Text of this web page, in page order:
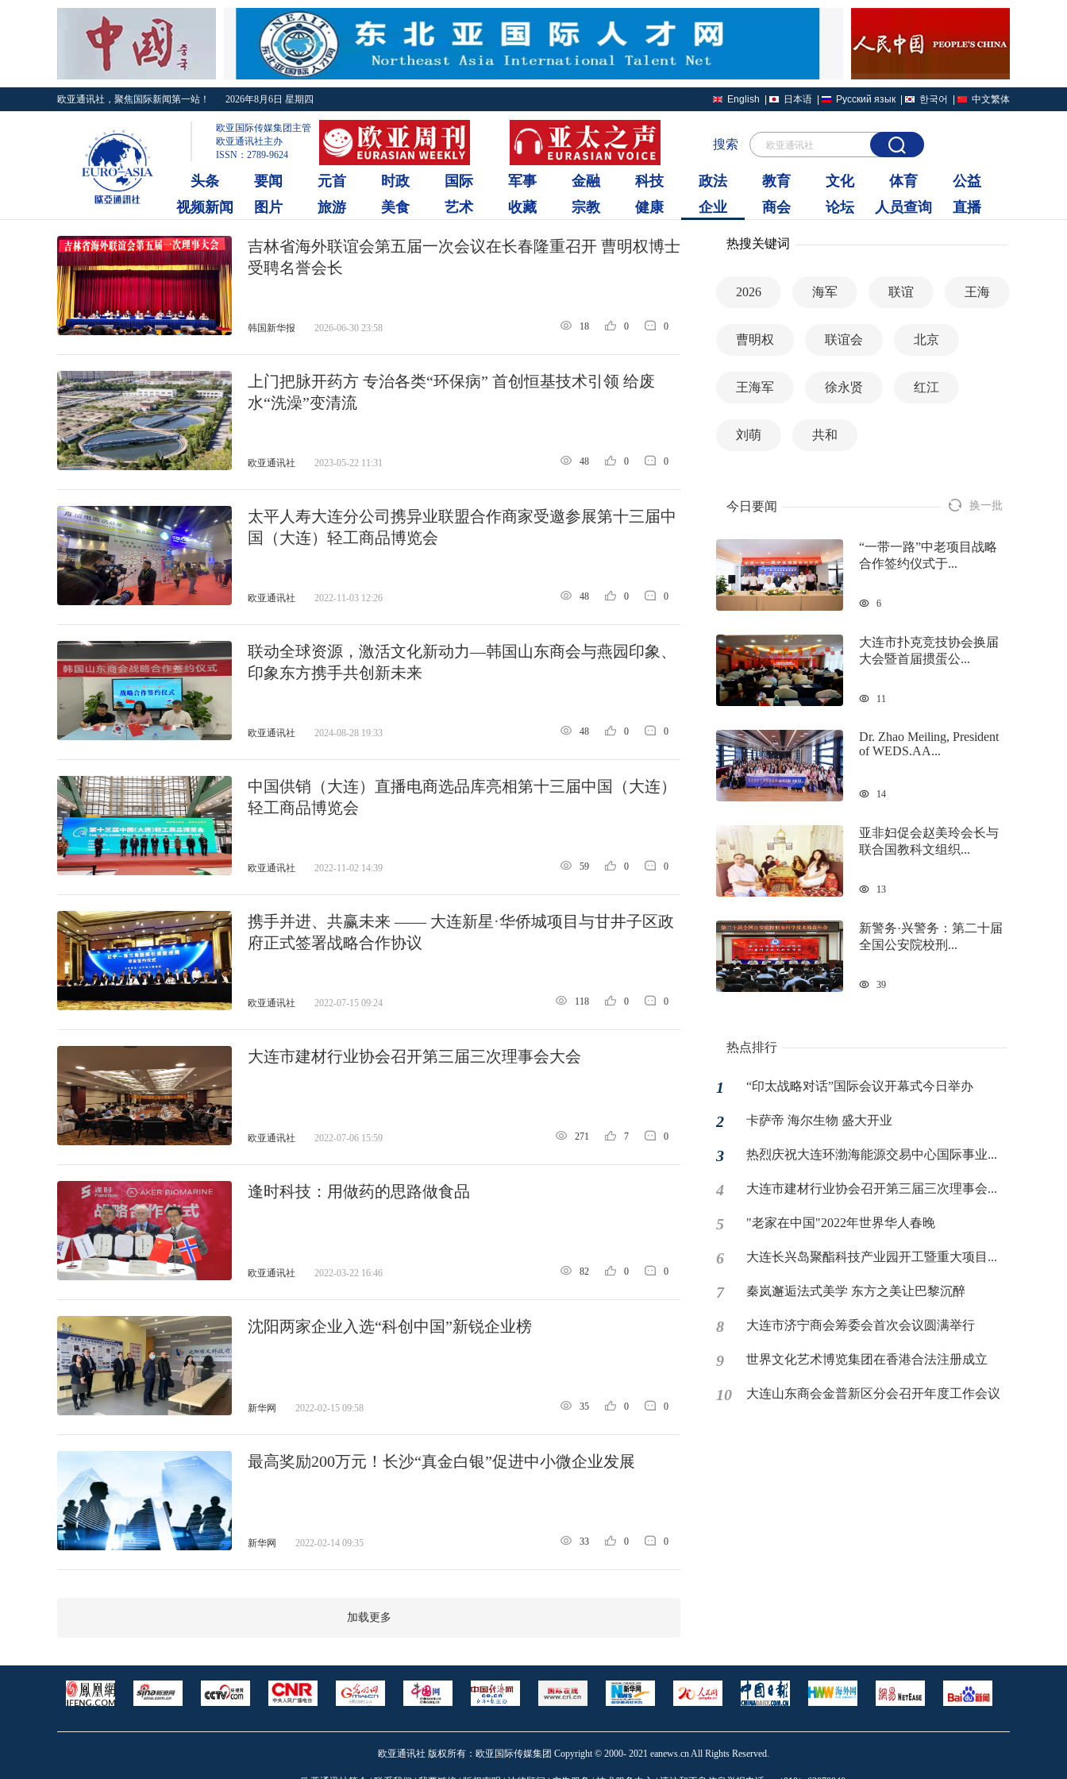
欧亚通讯社，聚焦国际新闻第一站！ 2026年8月6日 星期四 English 日本语 Русский язык 한국어 中文繁体
欧亚国际传媒集团主管
欧亚通讯社主办
ISSN：2789-9624
搜索 欧亚通讯社
头条 要闻 元首 时政 国际 军事 金融 科技 政法 教育 文化 体育
公益
视频新闻
图片 旅游 美食 艺术 收藏 宗教 健康 企业 商会 论坛 人员查询 直播
吉林省海外联谊会第五届一次会议在长春隆重召开 曹明权博士
受聘名誉会长
韩国新华报 2026-06-30 23:58 18 0 0
上门把脉开药方 专治各类“环保病” 首创恒基技术引领 给废
水“洗澡”变清流
欧亚通讯社 2023-05-22 11:31 48 0 0
太平人寿大连分公司携异业联盟合作商家受邀参展第十三届中
国（大连）轻工商品博览会
欧亚通讯社 2022-11-03 12:26 48 0 0
联动全球资源，激活文化新动力—韩国山东商会与燕园印象、
印象东方携手共创新未来
欧亚通讯社 2024-08-28 19:33 48 0 0
中国供销（大连）直播电商选品库亮相第十三届中国（大连）
轻工商品博览会
欧亚通讯社 2022-11-02 14:39 59 0 0
携手并进、共赢未来 —— 大连新星·华侨城项目与甘井子区政
府正式签署战略合作协议
欧亚通讯社 2022-07-15 09:24 118 0 0
大连市建材行业协会召开第三届三次理事会大会
欧亚通讯社 2022-07-06 15:59 271 7 0
逢时科技：用做药的思路做食品
欧亚通讯社 2022-03-22 16:46 82 0 0
沈阳两家企业入选“科创中国”新锐企业榜
新华网 2022-02-15 09:58 35 0 0
最高奖励200万元！长沙“真金白银”促进中小微企业发展
新华网 2022-02-14 09:35 33 0 0
加载更多
热搜关键词
2026 海军 联谊 王海
曹明权 联谊会 北京
王海军 徐永贤 红江
刘萌 共和
今日要闻 换一批
“一带一路”中老项目战略
合作签约仪式于...
6
大连市扑克竞技协会换届
大会暨首届掼蛋公...
11
Dr. Zhao Meiling, President
of WEDS.AA...
14
亚非妇促会赵美玲会长与
联合国教科文组织...
13
新警务·兴警务：第二十届
全国公安院校刑...
39
热点排行
1 “印太战略对话”国际会议开幕式今日举办
2 卡萨帝 海尔生物 盛大开业
3 热烈庆祝大连环渤海能源交易中心国际事业...
4 大连市建材行业协会召开第三届三次理事会...
5 "老家在中国"2022年世界华人春晚
6 大连长兴岛聚酯科技产业园开工暨重大项目...
7 秦岚邂逅法式美学 东方之美让巴黎沉醉
8 大连市济宁商会筹委会首次会议圆满举行
9 世界文化艺术博览集团在香港合法注册成立
10 大连山东商会金普新区分会召开年度工作会议
欧亚通讯社 版权所有：欧亚国际传媒集团 Copyright © 2000- 2021 eanews.cn All Rights Reserved.